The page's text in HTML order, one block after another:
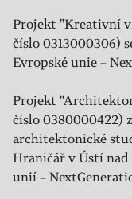
Projekt "Kreativní
číslo 0313000306)
Evropské unie –
Projekt
číslo 0380000422)
architektonické
Hraničář v Ústí
unií –